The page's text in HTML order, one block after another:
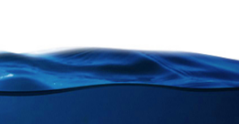
правовой и
страны —
и